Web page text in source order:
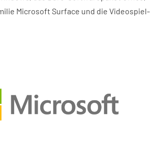
Microsoft Surface und die Videospiel-